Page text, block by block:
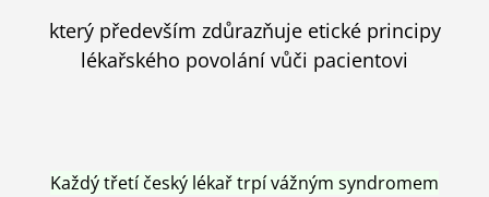
který především zdůrazňuje etické principy
lékařského povolání vůči pacientovi
Každý třetí český lékař trpí vážným syndromem